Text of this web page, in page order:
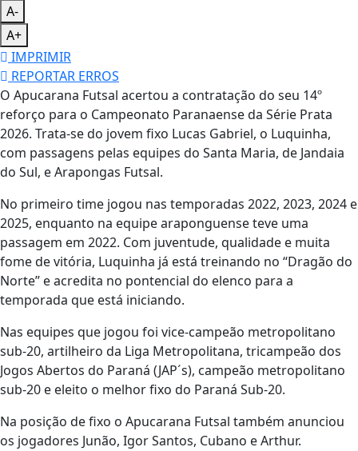
A-
A+
IMPRIMIR
REPORTAR ERROS
O Apucarana Futsal acertou a contratação do seu 14º
reforço para o Campeonato Paranaense da Série Prata
2026. Trata-se do jovem fixo Lucas Gabriel, o Luquinha,
com passagens pelas equipes do Santa Maria, de Jandaia
do Sul, e Arapongas Futsal.
No primeiro time jogou nas temporadas 2022, 2023, 2024 e
2025, enquanto na equipe araponguense teve uma
passagem em 2022. Com juventude, qualidade e muita
fome de vitória, Luquinha já está treinando no “Dragão do
Norte” e acredita no pontencial do elenco para a
temporada que está iniciando.
Nas equipes que jogou foi vice-campeão metropolitano
sub-20, artilheiro da Liga Metropolitana, tricampeão dos
Jogos Abertos do Paraná (JAP´s), campeão metropolitano
sub-20 e eleito o melhor fixo do Paraná Sub-20.
Na posição de fixo o Apucarana Futsal também anunciou
os jogadores Junão, Igor Santos, Cubano e Arthur.